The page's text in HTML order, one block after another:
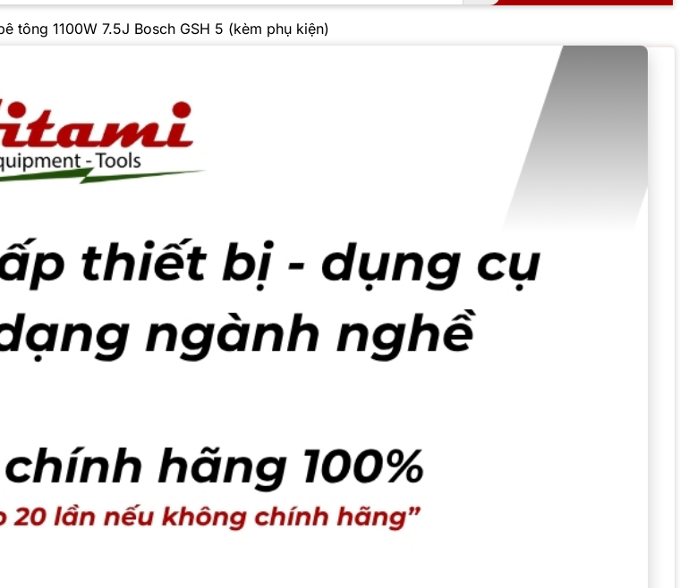
tông 1100W 7.5J Bosch GSH 5 (kèm phụ kiện)